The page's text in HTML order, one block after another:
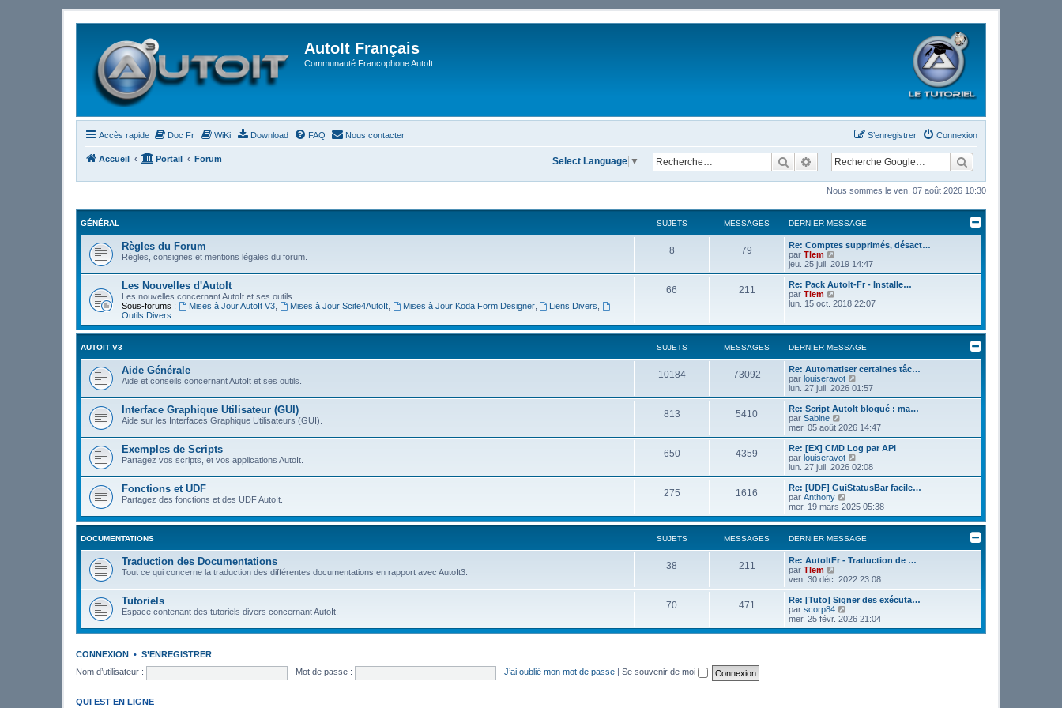
AutoIt Français
Communauté Francophone AutoIt
Accès rapide Doc Fr WiKi Download FAQ Nous contacter Connexion
S’enregistrer
Accueil Portail Forum RechercherRecherche avancée
Select Language ▼
Nous sommes le ven. 07 août 2026 10:30
GÉNÉRAL SUJETS MESSAGES DERNIER MESSAGE
Règles du Forum
Règles, consignes et mentions légales du forum.
8 79
Re: Comptes supprimés, désact…
par Tlem
o
i
r
e
r
i
e
r
m
e
s
s
a
g
e
jeu. 25 juil. 2019 14:47
Les Nouvelles d'AutoIt
Les nouvelles concernant AutoIt et ses outils.
Sous-forums :
Mises à Jour AutoIt V3, Mises à Jour Scite4AutoIt, Mises à Jour Koda Form Designer, Liens Divers
Outils Divers
66 211
Re: Pack AutoIt-Fr - Installe…
par Tlem
o
l
d
e
r
n
i
e
r
m
e
s
s
a
g
e
lun. 15 oct. 2018 22:07
AUTOIT V3 SUJETS MESSAGES DERNIER MESSAGE
Aide Générale
Aide et conseils concernant AutoIt et ses outils.
10184 73092
Re: Automatiser certaines tâc…
par louiseravot
o
i
r
e
r
n
i
r
e
s
s
a
g
e
lun. 27 juil. 2026 01:57
Interface Graphique Utilisateur (GUI)
Aide sur les Interfaces Graphique Utilisateurs (GUI).
813 5410
Re: Script AutoIt bloqué : ma…
par Sabine
o
i
r
l
e
e
r
n
i
e
m
e
s
a
g
e
mer. 05 août 2026 14:47
Exemples de Scripts
Partagez vos scripts, et vos applications AutoIt.
650 4359
Re: [EX] CMD Log par API
par louiseravot
o
i
r
e
e
n
i
e
m
e
s
a
g
e
lun. 27 juil. 2026 02:08
Fonctions et UDF
Partagez des fonctions et des UDF AutoIt.
275 1616
Re: [UDF] GuiStatusBar facile…
par Anthony
o
i
r
l
e
d
e
n
i
e
m
e
mer. 19 mars 2025 05:38
DOCUMENTATIONS SUJETS MESSAGES DERNIER MESSAGE
Traduction des Documentations
Tout ce qui concerne la traduction des différentes documentations en rapport avec AutoIt3.
38 211
Re: AutoItFr - Traduction de …
par Tlem
o
i
r
e
e
i
ven. 30 déc. 2022 23:08
Tutoriels
Espace contenant des tutoriels divers concernant AutoIt.
70 471
Re: [Tuto] Signer des exécuta…
par scorp84
o
i
r
mer. 25 févr. 2026 21:04
CONNEXION • S’ENREGISTRER
Nom d’utilisateur :
Mot de passe : J’ai oublié mon mot de passe Se souvenir de moi
QUI EST EN LIGNE